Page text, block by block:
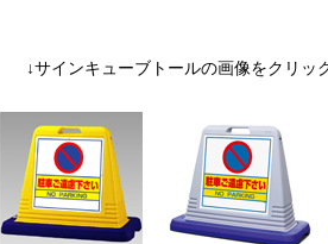
↓サインキューブトールの画像をクリッ